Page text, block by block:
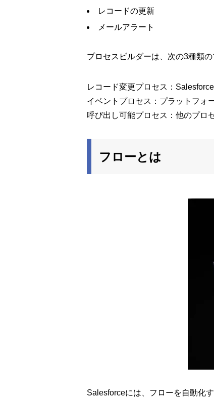
レコードの更新
メールアラート
プロセスビルダーは、次の3種類
レコード変更プロセス：
イベントプロセス：プラットフォ
呼び出し可能プロセス：他のプロ
フローとは
Salesforceには、フローを自動化